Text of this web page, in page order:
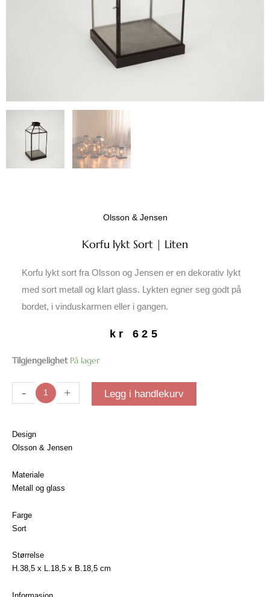
Olsson & Jensen
Korfu lykt Sort | Liten
Korfu lykt sort fra Olsson og Jensen er en dekorativ lykt
med sort metall og klart glass. Lykten egner seg godt på
bordet, i vinduskarmen eller i gangen.
kr 625
Tilgjengelighet På lager
-
Korfu
+ Legg i handlekurv
Design
Olsson & Jensen
Materiale
Metall og glass
Farge
Sort
Størrelse
H.38,5 x L.18,5 x B.18,5 cm